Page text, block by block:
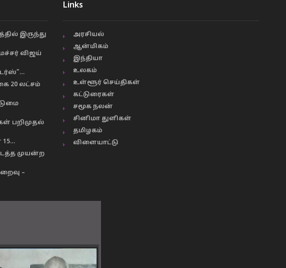
இருந்து
விஜய்
20 லட்சம்
பறிமுதல்
15…
முயன்ற
–
Links
அரசியல்
ஆன்மிகம்
இந்தியா
உலகம்
உள்ளூர் செய்திகள்
கட்டுரைகள்
சமூக நலன்
சினிமா துளிகள்
தமிழகம்
விளையாட்டு